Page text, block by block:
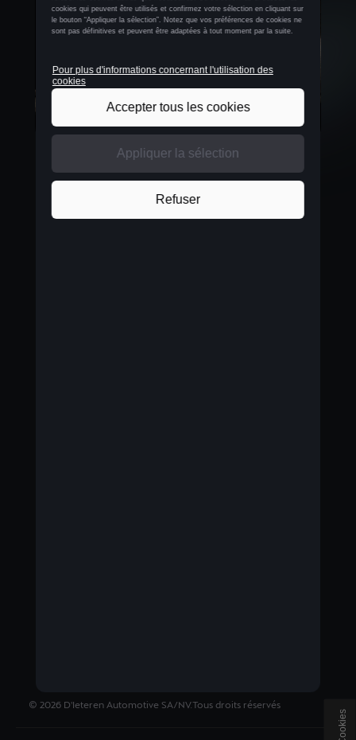
© 2026 D'Ieteren Automotive SA/NV.Tous droits réservés
Cookies